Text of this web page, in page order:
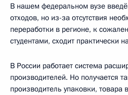
В нашем федеральном вузе
отходов, но из-за отсутствия
переработки в регионе, к
студентами, сходит практически
В России работает система
производителей. Но получается
производитель упаковки, товара